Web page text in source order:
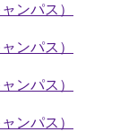
ンパス）
ンパス）
ンパス）
ンパス）